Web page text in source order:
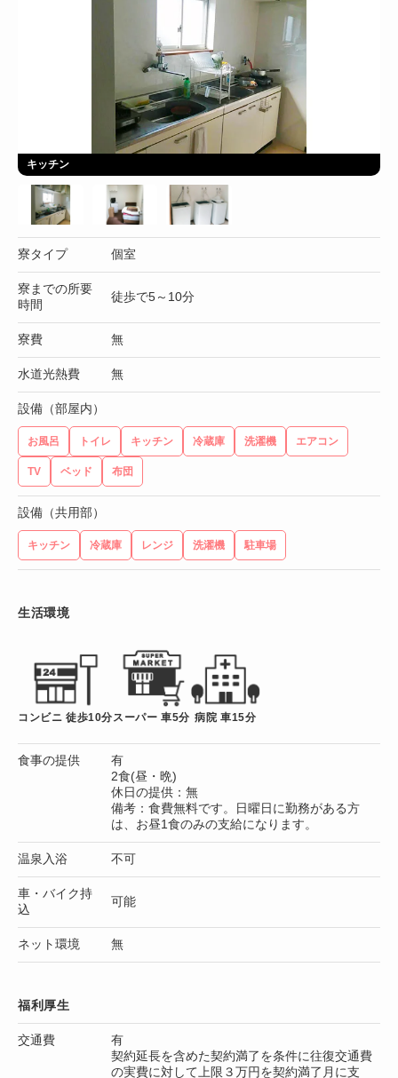
キッチン
寮タイプ 個室
寮までの所要
時間
徒歩で5～10分
寮費 無
水道光熱費 無
設備（部屋内）
お風呂 トイレ キッチン 冷蔵庫 洗濯機 エアコン
TV ベッド 布団
設備（共用部）
キッチン 冷蔵庫 レンジ 洗濯機 駐車場
生活環境
コンビニ 徒歩10分スーパー 車5分 病院 車15分
食事の提供
有
2食(昼・晩)
休日の提供：無
備考：食費無料です。日曜日に勤務がある方
は、お昼1食のみの支給になります。
温泉入浴 不可
車・バイク持
込
可能
ネット環境 無
福利厚生
交通費
有
契約延長を含めた契約満了を条件に往復交通費
の実費に対して上限３万円を契約満了月に支